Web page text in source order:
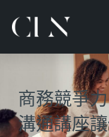
商務競爭
溝通講座